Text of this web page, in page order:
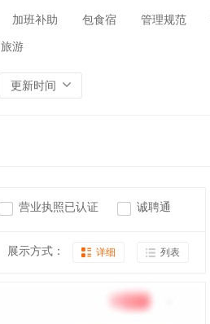
加班补助 包食宿 管理规范
旅游
更新时间
营业执照已认证 诚聘通
展示方式： 详细 列表